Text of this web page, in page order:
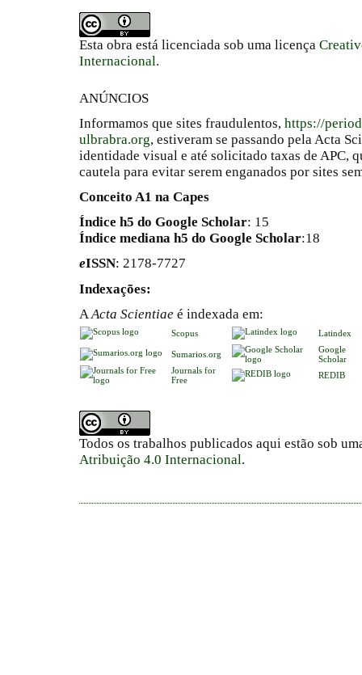
Esta obra está licenciada sob uma licença
Internacional.
ANÚNCIOS
Informamos que sites fraudulentos, https://
ulbrabra.org, estiveram se passando pela Acta
identidade visual e até solicitado taxas de APC,
cautela para evitar serem enganados por sites
Conceito A1 na Capes
Índice h5 do Google Scholar: 15
Índice mediana h5 do Google Scholar:18
eISSN: 2178-7727
Indexações:
AActa Scientiae é indexada em:
Scopus Latindex
Sumarios.org
Google
Scholar
Journals for
Free
REDIB
Todos os trabalhos publicados aqui estão sob
Atribuição 4.0 Internacional.